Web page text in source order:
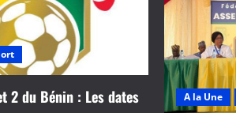
2 du Bénin : Les dates
A la Une